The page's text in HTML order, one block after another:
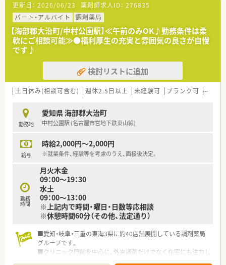
更新日： 2026/06/23 薬剤師求人ID： 276835
パート・アルバイト
調剤薬局
【海部郡大治町/中村公園駅】≪午前のみOK♪勤務条件は柔
軟にご相談可能≫●福利厚生の充実と雰囲気の良さが自慢
です♪
検討リストに追加
土日休み(相談可含む) 週休2.5日以上 未経験可 ブランク可 Ｗワ
勤務地
愛知県 海部郡大治町
中村公園駅 (名古屋市営地下鉄東山線)
給与
時給2,000円～2,000円
※就業条件、経験等を考慮のうえ、面接後決定。
勤務
時間
月火木金
09：00～19：30
水土
09：00～13：00
※上記内で時間・曜日・日数等応相談
※休憩時間60分（その他、法定通り）
■愛知・岐阜・三重の東海3県に約40店舗展開している調剤薬局
グループです。
■クリニック門前を中心に、外来調剤だけでなく在宅にも注力し